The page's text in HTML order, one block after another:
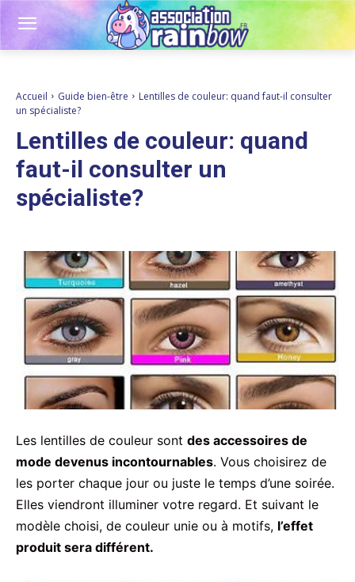
Accueil Guide bien-être
Lentilles de couleur: quand faut-il consulter
un spécialiste?
Lentilles de couleur: quand
faut-il consulter un
spécialiste?
Les lentilles de couleur sont des accessoires de
mode devenus incontournables. Vous choisirez de
les porter chaque jour ou juste le temps d’une soirée.
Elles viendront illuminer votre regard. Et suivant le
modèle choisi, de couleur unie ou à motifs, l’effet
produit sera différent.